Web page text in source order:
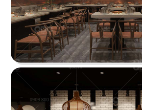
PHÊ LA
Dự án mới nhất của chúng tôi, Phê
tọa lạc trên con đường Võ Thị
Chi tiết